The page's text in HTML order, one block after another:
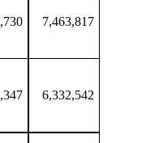
7,463,817
6,332,542